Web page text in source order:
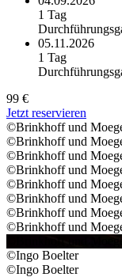
1 Tag
05.11.2026
1 Tag
99 €
Jetzt reservieren
©Brinkhoff und
©Brinkhoff und
©Brinkhoff und
©Brinkhoff und
©Brinkhoff und
©Brinkhoff und
©Brinkhoff und
©Brinkhoff und
©Brinkhoff und
©Ingo Boelter
©Ingo Boelter